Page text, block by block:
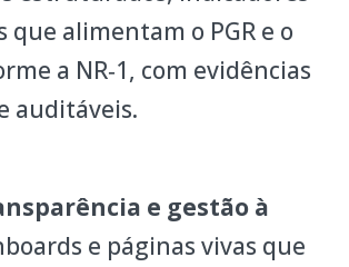
que alimentam o PGR e o
a NR‑1, com evidências
auditáveis.
e gestão à
e páginas vivas que